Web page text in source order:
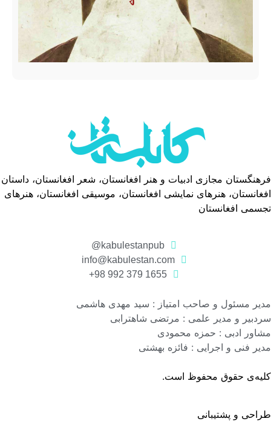
فرهنگستان مجازی ادبیات و هنر افغانستان، شعر افغانستان، داستان
افغانستان، هنرهای نمایشی افغانستان، موسیقی افغانستان، هنرهای
تجسمی افغانستان
kabulestanpub@
info@kabulestan.com
1655 379 992 98+
مدیر مسئول و صاحب امتیاز : سید مهدی هاشمی
سردبیر و مدیر علمی : مرتضی شاهترابی
مشاور ادبی : حمزه محمودی
مدیر فنی و اجرایی : فائزه بهشتی
کلیه‌ی حقوق محفوظ است.
طراحی و پشتیبانی